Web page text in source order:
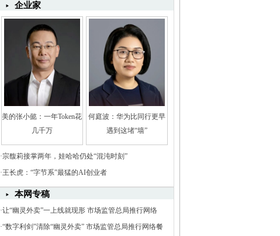
企业家
美的张小懿：一年Token花
几千万
何庭波：华为比同行更早
遇到这堵“墙”
·宗馥莉接掌两年，娃哈哈仍处“混沌时刻”
·王长虎：“字节系”最猛的AI创业者
本网专稿
·让“幽灵外卖”一上线就现形 市场监管总局推行网络
餐饮电子证照核验应用
·“数字利剑”清除“幽灵外卖” 市场监管总局推行网络餐